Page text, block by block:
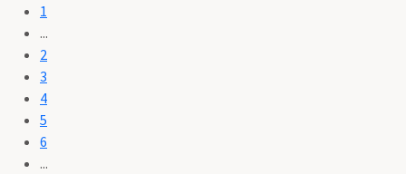
1
...
2
3
4
5
6
...